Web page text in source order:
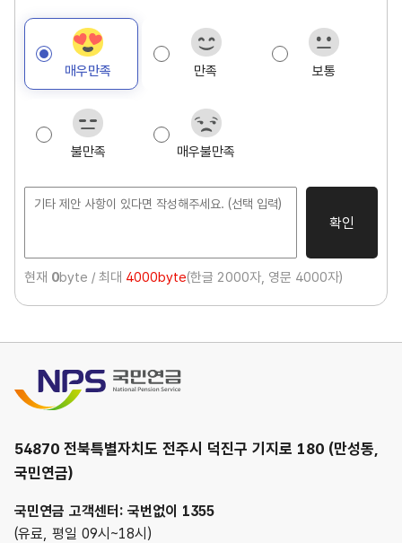
재
지
사
매우만족 만족 보통
불만족 매우불만족
확인
현재 0byte / 최대 4000byte(한글 2000자, 영문 4000자)
54870 전북특별자치도 전주시 덕진구 기지로 180 (만성동,
국민연금)
국민연금 고객센터: 국번없이 1355
(유료, 평일 09시~18시)